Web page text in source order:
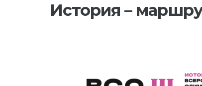
История –